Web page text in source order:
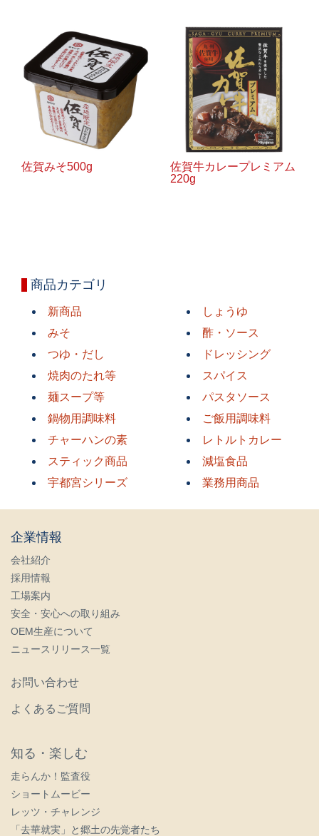
佐賀みそ500g
佐賀牛カレープレミアム
220g
商品カテゴリ
新商品
しょうゆ
みそ
酢・ソース
つゆ・だし
ドレッシング
焼肉のたれ等
スパイス
麺スープ等
パスタソース
鍋物用調味料
ご飯用調味料
チャーハンの素
レトルトカレー
スティック商品
減塩食品
宇都宮シリーズ
業務用商品
企業情報
会社紹介
採用情報
工場案内
安全・安心への取り組み
OEM生産について
ニュースリリース一覧
お問い合わせ
よくあるご質問
知る・楽しむ
走らんか！監査役
ショートムービー
レッツ・チャレンジ
「去華就実」と郷土の先覚者たち